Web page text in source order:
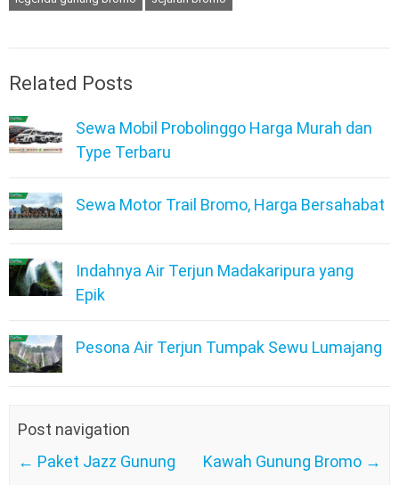
Related Posts
Sewa Mobil Probolinggo Harga Murah dan
Type Terbaru
Sewa Motor Trail Bromo, Harga Bersahabat
Indahnya Air Terjun Madakaripura yang
Epik
Pesona Air Terjun Tumpak Sewu Lumajang
Post navigation
← Paket Jazz Gunung
Kawah Gunung Bromo →